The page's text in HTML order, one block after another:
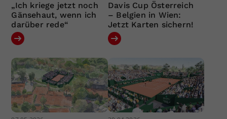
„Ich kriege jetzt noch
Gänsehaut, wenn ich
darüber rede“
Davis Cup Österreich
– Belgien in Wien:
Jetzt Karten sichern!